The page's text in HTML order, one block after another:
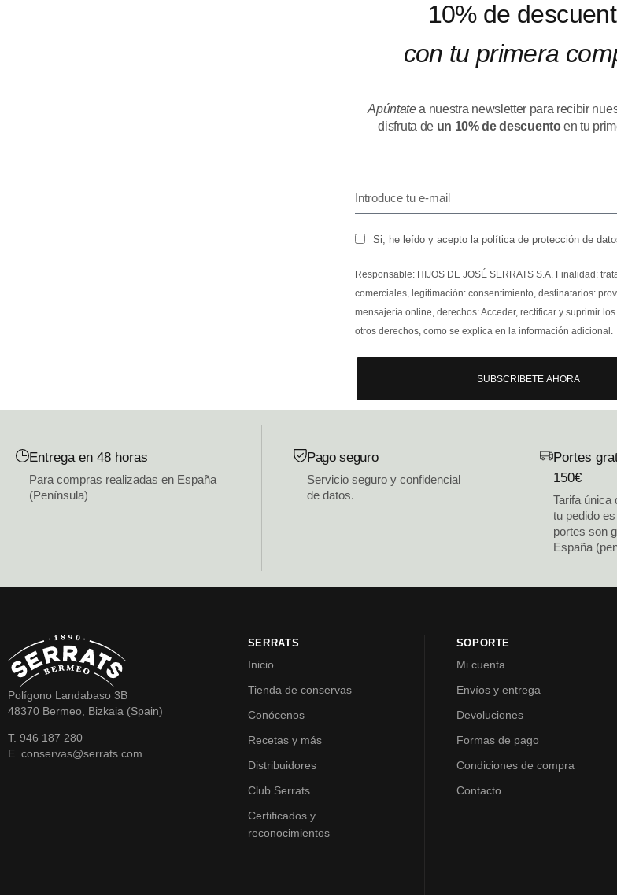
10% de
con tu primera
Apúntatea nuestra newsletter para recibir
disfruta de un 10% de descuentoen tu
Si, he leído y acepto la política de protección de
Responsable: HIJOS DE JOSÉ SERRATS S.A. Finalidad:
comerciales, legitimación: consentimiento, destinatarios:
mensajería online, derechos: Acceder, rectificar y suprimir
otros derechos, como se explica en la información adicional.
SUBSCRIBETE AHORA
Entrega en 48 horas
Para compras realizadas en España
(Península)
Pago seguro
Servicio seguro y confidencial
de datos.
Portes
150€
Tarifa única
tu pedido
portes son
España
Polígono Landabaso 3B
48370 Bermeo, Bizkaia (Spain)
T. 946 187 280
E. conservas@serrats.com
SERRATS
Inicio
Tienda de conservas
Conócenos
Recetas y más
Distribuidores
Club Serrats
Certificados y
reconocimientos
SOPORTE
Mi cuenta
Envíos y entrega
Devoluciones
Formas de pago
Condiciones de compra
Contacto